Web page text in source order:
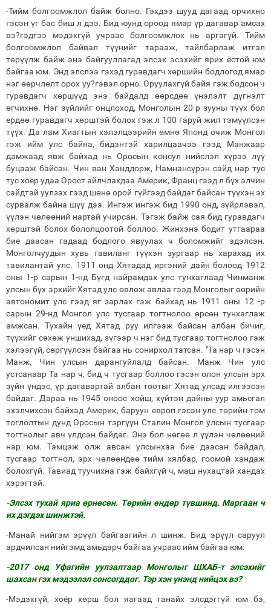
-Тийм болгоомжлол байж болно. Гэхдээ шууд дагаад орчихно
гэсэн үг бас биш л дээ. Бид юунд ороод ямар үр дагавар амсах
вэ?гэдгээ мэдэхгүй учраас болгоомжлох нь аргагүй. Тийм
болгоомжлол байвал түүнийг тарааж, тайлбарлаж итгэл
төрүүлж байж энэ байгууллагад элсэх эсэхийг ярих ёстой юм
байгаа юм. Энд элслээ гэхэд гуравдагч хөршийн бодлогод ямар
нэг өөрчлөлт орох уу?гэвэл орно. Оруулахгүй байя гэж бодсон ч
гуравдагч хөршүүд энэ байдалд өөрсдөө үнэлэлт дүгнэлт
өгчихнө. Нэг зүйлийг онцлоход, Монголын 20-р зууны түүх бол
ердөө гуравдагч хөрштэй болох гэж л 100 гаруй жил тэмүүлсэн
түүх. Да лам Хиагтын хэлэлцээрийн өмнө Японд очиж Монгол
гэж ийм улс байна, бидэнтэй харилцаачээ гээд Манжаар
дамжаад явж байхад нь Оросын консул нийслэл хүрээ лүү
буцааж байсан. Чин ван Ханддорж, Намнансүрэн сайд нар тус
тус хоёр удаа Орост айлчлахдаа Америк, Франц гээд л бүх элчин
сайдтай уулзах гээд шөнө орой гүйгээд байдаг байсан түүхэн эх
сурвалж байна шүү дээ. Ингэж ингэж бид 1990 онд, зүйрлэвэл,
үүлэн чөлөөний нартай учирсан. Тэгэж байж сая бид гуравдагч
хөрштэй болох бололцоотой боллоо. Жинхэнэ бодит утгаараа
бие даасан гадаад бодлого явуулах ч боломжийг эдэлсэн.
Монголчуудын хувь тавиланг түүхэн зургаар нь харахад их
тавилантай улс. 1911 онд Хятадад иргэний дайн болоод 1912
оны 1-р сарын 1-нд Бүгд найрамдах улс тунхаглаад Чинманж
улсын бүх эрхийг Хятад улс өвлөж авлаа гээд Монголыг өөрийн
автономит улс гээд яг зарлах гэж байхад нь 1911 оны 12 -р
сарын 29-нд Монгол улс тусгаар тогтнолоо өрсөн тунхаглаж
амжсан. Тухайн үед Хятад руу илгээж байсан албан бичиг,
түүхийг сөхөж уншихад, зүгээр ч нэг бид тусгаар тогтнолоо гэж
хэлээгүй, сөргүүлсэн байгаа нь сонирхол татсан. "Та нар ч гэсэн
Манж, Чин улсын дарангуйлалд байсан. Манж Чин улс
устсанаар Та нар ч, бид ч тусгаар боллоо гэсэн олон улсын эрх
зүйн үндэс, үр дагавартай албан тоотыг Хятад улсад илгээсэн
байдаг. Дараа нь 1945 оноос хойш, хүйтэн дайны уур амьсгал
эхэлчихсэн байхад Америк, баруун европ гэсэн улс төрийн том
тоглолтын дунд Оросын тэргүүн Сталин Монгол улсын тусгаар
тогтнолыг авч үлдсэн байдаг. Энэ бол нөгөө л үүлэн чөлөөний
нар юм. Тэмцэж олж авсан улсынхаа бие даасан байдал,
тусгаар тогтнол, эрх чөлөөндөө тийм хялбар, гоомой хандаж
болохгүй. Тавиад туучихна гэж байхгүй ч, маш нухацтай хандах
хэрэгтэй.
-Элсэх тухай яриа өрнөсөн. Төрийн өндөр түвшинд. Маргаан ч
их дэгдэх шинжтэй.
-Манай нийгэм эрүүл байгаагийн л шинж. Бид эрүүл саруул
ардчилсан нийгэмд амьдарч байгаа учраас ийм байгаа юм.
-2017 онд Уфагийн уулзалтаар Монголыг ШХАБ-т элсэхийг
шахсан гэх мэдээлэл сонсогддог. Тэр хэн үнэнд нийцэх вэ?
-Мэдэхгүй, хоёр хөрш бол яагаад танайх элсдэггүй юм бэ,